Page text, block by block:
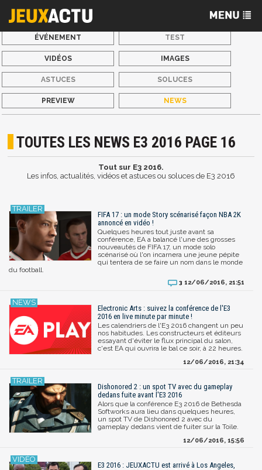
ÉVÉNEMENT TEST
VIDÉOS IMAGES
ASTUCES SOLUCES
PREVIEW NEWS
TOUTES LES NEWS E3 2016 PAGE 16
Tout sur E3 2016.
Les infos, actualités, vidéos et astuces ou soluces de E3 2016
FIFA 17 : un mode Story scénarisé façon NBA 2K
annoncé en vidéo !
Quelques heures tout juste avant sa
conférence, EA a balancé l'une des grosses
nouveautés de FIFA 17, un mode solo
scénarisé où l'on incarnera une jeune pépite
qui tentera de se faire un nom dans le monde
du football.
3 12/06/2016, 21:51
Electronic Arts : suivez la conférence de l'E3
2016 en live minute par minute !
Les calendriers de l'E3 2016 changent un peu
nos habitudes. Les constructeurs et éditeurs
essayant d'éviter le flux principal du salon,
c'est EA qui ouvrira le bal ce soir, à 22 heures.
12/06/2016, 21:34
Dishonored 2 : un spot TV avec du gameplay
dedans fuite avant l'E3 2016
Alors que la conférence E3 2016 de Bethesda
Softworks aura lieu dans quelques heures,
un spot TV de Dishonored 2 avec du
gameplay dedans vient de fuiter sur la Toile.
12/06/2016, 15:56
E3 2016 : JEUXACTU est arrivé à Los Angeles,